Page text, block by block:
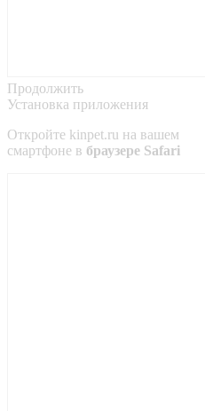
Продолжить
Установка приложения
Откройте kinpet.ru на вашем
смартфоне в браузере Safari